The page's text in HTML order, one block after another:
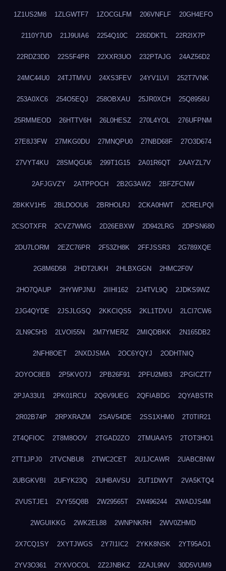
1Z1US2M8 1ZLGWTF7 1ZOCGLFM 206VNFLF 20GH4EFO
2110Y7UD 21J9UIA6 2254Q10C 226DDKTL 22R2IX7P
22RDZ3DD 22S5F4PR 22XXR3UO 232PTAJG 24AZ56D2
24MC44U0 24TJTMVU 24XS3FEV 24YV1LVI 252T7VNK
253A0XC6 254O5EQJ 258OBXAU 25JR0XCH 25Q8956U
25RMMEOD 26HTTV6H 26L0HESZ 270L4YOL 276UFPNM
27E8J3FW 27MKG0DU 27MNQPU0 27NBD68F 27O3D674
27VYT4KU 28SMQGU6 299T1G15 2A01R6QT 2AAYZL7V
2AFJGVZY 2ATPPOCH 2B2G3AW2 2BFZFCNW
2BKKV1H5 2BLDOOU6 2BRHOLRJ 2CKA0HWT 2CRELPQI
2CSOTXFR 2CVZ7WMG 2D26EBXW 2D942LRG 2DPSN680
2DU7LORM 2EZC76PR 2F53ZH8K 2FFJSSR3 2G789XQE
2G8M6D58 2HDT2UKH 2HLBXGGN 2HMC2F0V
2HO7QAUP 2HYWPJNU 2IIHI162 2J4TVL9Q 2JDKS9WZ
2JG4QYDE 2JSJLGSQ 2KKCIQS5 2KL1TDVU 2LCI7CW6
2LN9C5H3 2LVOI55N 2M7YMERZ 2MIQDBKK 2N165DB2
2NFH8OET 2NXDJSMA 2OC6YQYJ 2ODHTNIQ
2OYOC8EB 2P5KVO7J 2PB26F91 2PFU2MB3 2PGICZT7
2PJA33U1 2PK01RCU 2Q6V9UEG 2QFIABDG 2QYABSTR
2R02B74P 2RPXRAZM 2SAV54DE 2SS1XHM0 2T0TIR21
2T4QFIOC 2T8M8OOV 2TGAD2ZO 2TMUAAY5 2TOT3HO1
2TT1JPJ0 2TVCNBU8 2TWC2CET 2U1JCAWR 2UABCBNW
2UBGKVBI 2UFYK23Q 2UHBAVSU 2UT1DWVT 2VA5KTQ4
2VUSTJE1 2VY55Q8B 2W29565T 2W496244 2WADJS4M
2WGUIKKG 2WK2EL88 2WNPNKRH 2WV0ZHMD
2X7CQ1SY 2XYTJWGS 2Y7I1IC2 2YKK8NSK 2YT95AO1
2YV3O361 2YXVOCOL 2Z2JNBKZ 2ZAJL9NV 30D5VUM9